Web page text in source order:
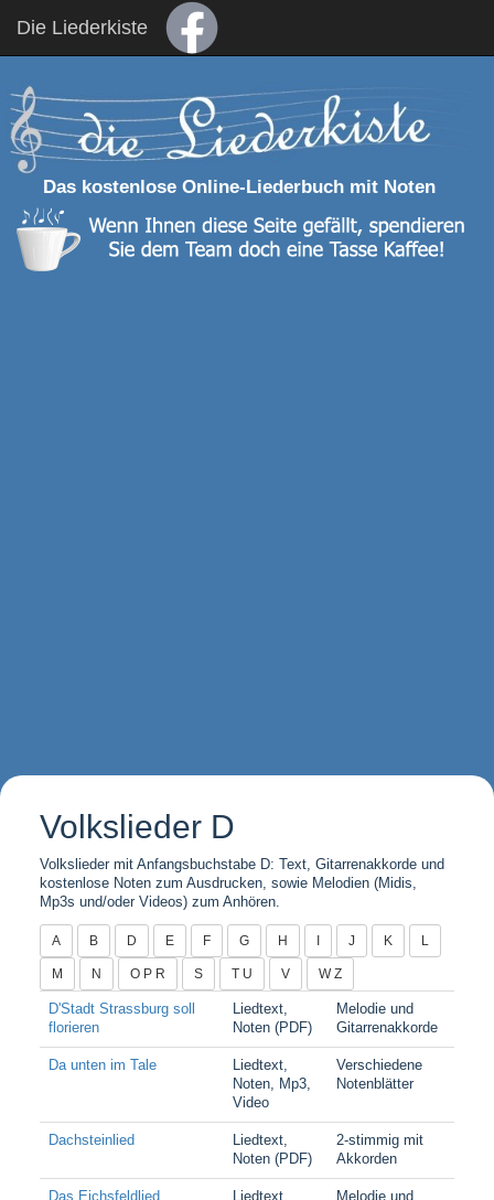
Die Liederkiste
Das kostenlose Online-Liederbuch mit Noten
Volkslieder D
Volkslieder mit Anfangsbuchstabe D: Text, Gitarrenakkorde und
kostenlose Noten zum Ausdrucken, sowie Melodien (Midis,
Mp3s und/oder Videos) zum Anhören.
A B D E F G H I J K L
M N O P R S T U V W Z
D'Stadt Strassburg soll
florieren
Liedtext,
Noten (PDF)
Melodie und
Gitarrenakkorde
Da unten im Tale
Liedtext,
Noten, Mp3,
Video
Verschiedene
Notenblätter
Dachsteinlied
Liedtext,
Noten (PDF)
2-stimmig mit
Akkorden
Das Eichsfeldlied
Liedtext,
Melodie und